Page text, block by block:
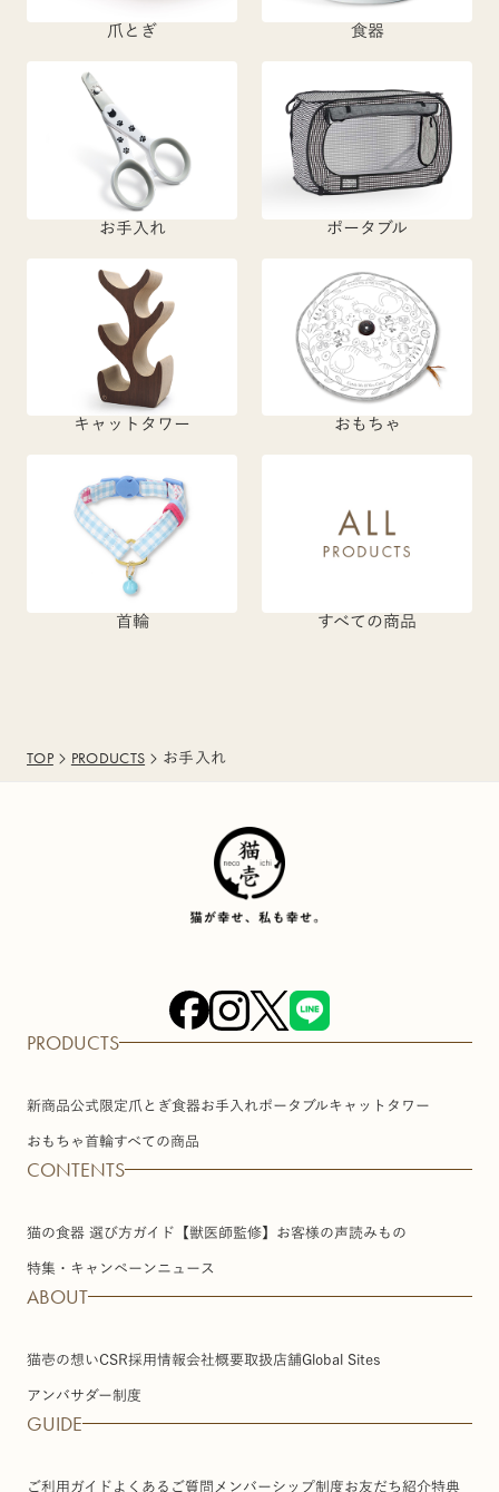
爪とぎ 食器
お手入れ ポータブル
キャットタワー おもちゃ
首輪 すべての商品
TOP PRODUCTS お手入れ
PRODUCTS
新商品公式限定 爪とぎ食器お手入れポータブル キャットタワー
おもちゃ首輪すべての商品
CONTENTS
猫の食器 選び方ガイド【獣医師監修】 お客様の声読みもの
特集・キャンペーンニュース
ABOUT
猫壱の想いCSR採用情報会社概要取扱店舗Global Sites
アンバサダー制度
GUIDE
ご利用ガイド よくあるご質問 メンバーシップ制度お友だち紹介特典